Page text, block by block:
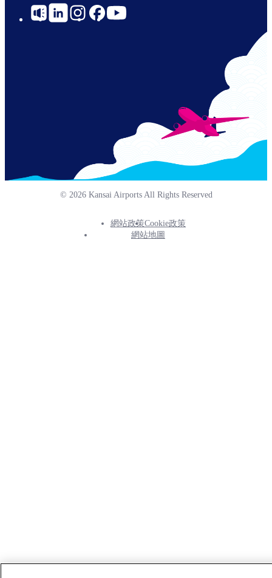
Social
© 2026 Kansai Airports All Rights Reserved
Footer
網站政策Cookie政策
網站地圖